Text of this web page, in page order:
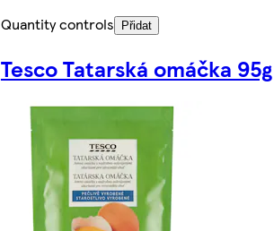
Quantity controls
Přidat
Tesco Tatarská omáčka 95g